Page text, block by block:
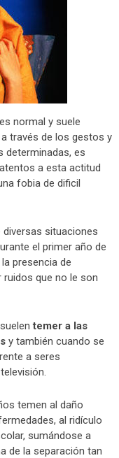
normal y suele
través de los gestos y
determinadas, es
a esta actitud
fobia de dificil
diversas situaciones
el primer año de
presencia de
que no le son
temer a las
y también cuando se
a seres
temen al daño
al ridículo
sumándose a
de la separación tan